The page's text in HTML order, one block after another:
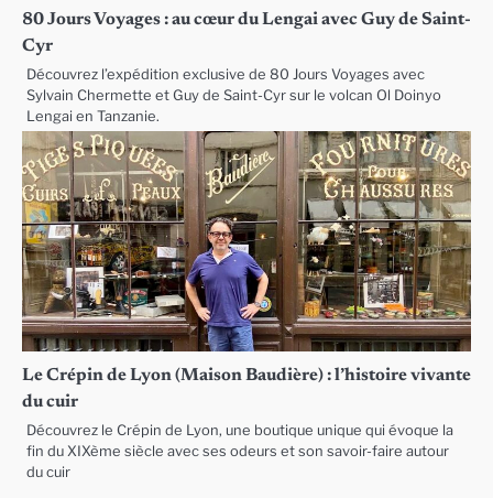
80 Jours Voyages : au cœur du Lengai avec Guy de Saint-
Cyr
Découvrez l’expédition exclusive de 80 Jours Voyages avec
Sylvain Chermette et Guy de Saint-Cyr sur le volcan Ol Doinyo
Lengai en Tanzanie.
Le Crépin de Lyon (Maison Baudière) : l’histoire vivante
du cuir
Découvrez le Crépin de Lyon, une boutique unique qui évoque la
fin du XIXème siècle avec ses odeurs et son savoir-faire autour
du cuir